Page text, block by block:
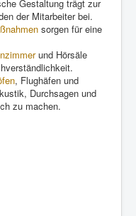
Gestaltung trägt zur
der Mitarbeiter bei.
sorgen für eine
und Hörsäle
, Flughäfen und
Durchsagen und
zu machen.